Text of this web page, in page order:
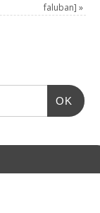
faluban] »
OK